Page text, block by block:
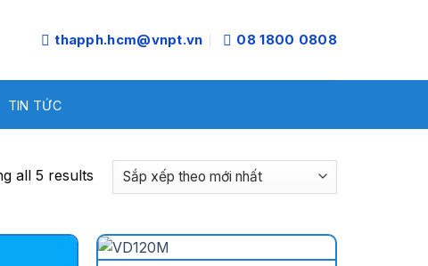
thapph.hcm@vnpt.vn 08 1800 0808
TIN TỨC
all 5 results